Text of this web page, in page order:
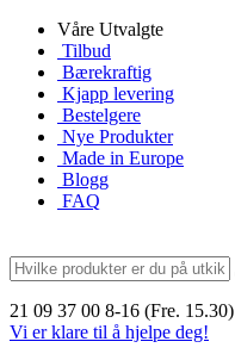
Våre Utvalgte
Tilbud
Bærekraftig
Kjapp levering
Bestelgere
Nye Produkter
Made in Europe
Blogg
FAQ
21 09 37 00 8-16 (Fre. 15.30)
Vi er klare til å hjelpe deg!